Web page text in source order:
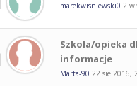
marekwisniewski0 2
Szkoła/opieka
informacje
Marta-90 22 sie 2016,